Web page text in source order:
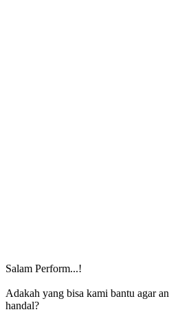
Salam Perform...!
Adakah yang bisa kami bantu agar
handal?